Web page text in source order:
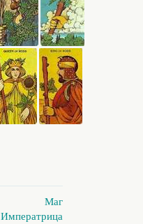
Маг
Императрица